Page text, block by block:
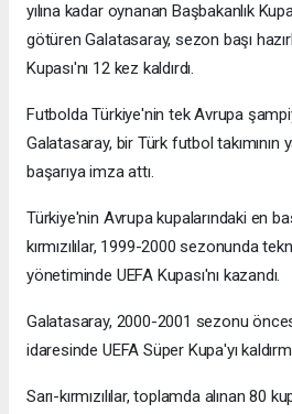
yılına kadar oynanan Başbakanlık
götüren Galatasaray, sezon başı
Kupası'nı 12 kez kaldırdı.
Futbolda Türkiye'nin tek Avrupa
Galatasaray, bir Türk futbol takımının
başarıya imza attı.
Türkiye'nin Avrupa kupalarındaki en
kırmızılılar, 1999-2000 sezonunda
yönetiminde UEFA Kupası'nı kazandı.
Galatasaray, 2000-2001 sezonu
idaresinde UEFA Süper Kupa'yı
Sarı-kırmızılılar, toplamda alınan 80